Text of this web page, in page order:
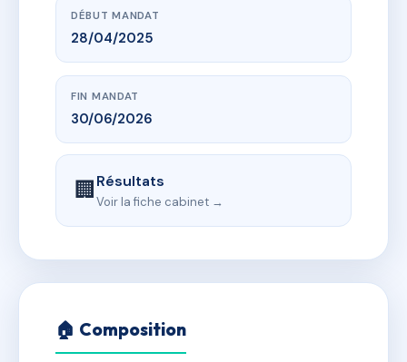
DÉBUT MANDAT
28/04/2025
FIN MANDAT
30/06/2026
🏢Résultats
Voir la fiche cabinet →
🏠 Composition